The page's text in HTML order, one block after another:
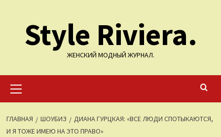
содержимомуStyle Riviera.
ЖЕНСКИЙ МОДНЫЙ ЖУРНАЛ.
меню
ГЛАВНАЯ ШОУБИЗ
ДИАНА ГУРЦКАЯ: «ВСЕ ЛЮДИ СПОТЫКАЮТСЯ,
И Я ТОЖЕ ИМЕЮ НА ЭТО ПРАВО»